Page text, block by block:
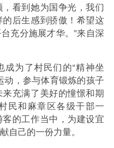
看到她为国争光，我们
后生感到骄傲！希望这
充分施展才华。”来自深
成为了村民们的“精神坐
动，参与体育锻炼的孩子
充满了美好的憧憬和期
民和麻章区各级干部一
的工作当中，为建设宜
自己的一份力量。